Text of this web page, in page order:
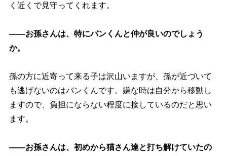
く近くで見守ってくれます。
――お孫さんは、特にバンくんと仲が良いのでしょう
か。
孫の方に近寄って来る子は沢山いますが、孫が近づいて
も逃げないのはバンくんです。嫌な時は自分から移動し
ますので、負担にならない程度に接しているのだと思い
ます。
――お孫さんは、初めから猫さん達と打ち解けていたの